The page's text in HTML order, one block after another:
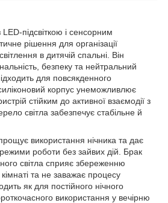
підсвіткою і сенсорним
рішення для організації
в дитячій спальні. Він
безпеку та нейтральний
для повсякденного
корпус унеможливлює
стійким до активної взаємодії з
світла забезпечує стабільне й
використання нічника та дає
роботи без зайвих дій. Брак
світла сприяє збереженню
та не заважає процесу
як для постійного нічного
використання у вечірню